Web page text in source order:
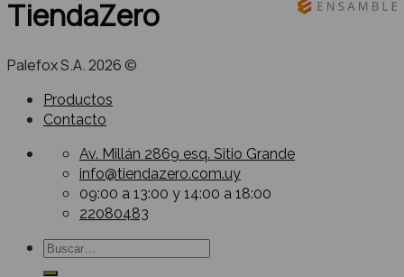
TiendaZero
Palefox S.A. 2026 ©
Productos
Contacto
Av. Millán 2869 esq. Sitio Grande
info@tiendazero.com.uy
09:00 a 13:00 y 14:00 a 18:00
22080483
Buscar
por: